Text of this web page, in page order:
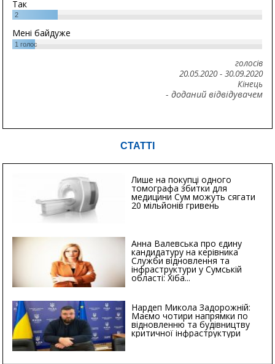
Так
2
Мені байдуже
1 голос
голосів
20.05.2020- 30.09.2020
Кінець
- доданий відвідувачем
СТАТТІ
Лише на покупці одного
томографа збитки для
медицини Сум можуть сягати
20 мільйонів гривень
Анна Валевська про єдину
кандидатуру на керівника
Служби відновлення та
інфраструктури у Сумській
області: Хіба...
Нардеп Микола Задорожній:
Маємо чотири напрямки по
відновленню та будівництву
критичної інфраструктури